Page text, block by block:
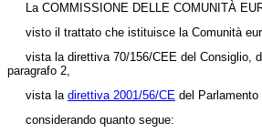
La COMMISSIONE DELLE COMUNITÀ
visto il trattato che istituisce la Comunità
vista la direttiva 70/156/CEE del Consiglio,
paragrafo 2,
vista la direttiva 2001/56/CE del
considerando quanto segue: